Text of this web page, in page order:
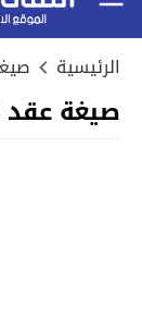
الرئيسية
صيغة